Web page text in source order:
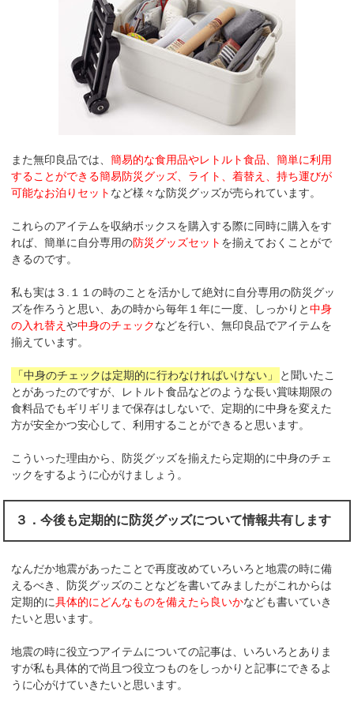
また無印良品では、簡易的な食用品やレトルト食品、簡単に利用
することができる簡易防災グッズ、ライト、着替え、持ち運びが
可能なお泊りセット など様々な防災グッズが売られています。
これらのアイテムを収納ボックスを購入する際に同時に購入をす
れば、簡単に自分専用の防災グッズセット を揃えておくことがで
きるのです。
私も実は３.１１の時のことを活かして絶対に自分専用の防災グッ
ズを作ろうと思い、あの時から毎年１年に一度、しっかりと中身
の入れ替えや中身のチェックなどを行い、無印良品でアイテムを
揃えています。
「中身のチェックは定期的に行わなければいけない」
と聞いたこ
とがあったのですが、レトルト食品などのような長い賞味期限の
食料品でもギリギリまで保存はしないで、定期的に中身を変えた
方が安全かつ安心して、利用することができると思います。
こういった理由から、防災グッズを揃えたら定期的に中身のチェ
ックをするように心がけましょう。
３．今後も定期的に防災グッズについて情報共有します
なんだか地震があったことで再度改めていろいろと地震の時に備
えるべき、防災グッズのことなどを書いてみましたがこれからは
定期的に具体的にどんなものを備えたら良いかなども書いていき
たいと思います。
地震の時に役立つアイテムについての記事は、いろいろとありま
すが私も具体的で尚且つ役立つものをしっかりと記事にできるよ
うに心がけていきたいと思います。